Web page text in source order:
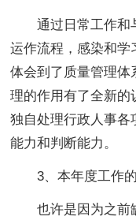
通过日常工作和
运作流程，感染和学
体会到了质量管理体
理的作用有了全新的
独自处理行政人事各
能力和判断能力。
3、本年度工作
也许是因为之前